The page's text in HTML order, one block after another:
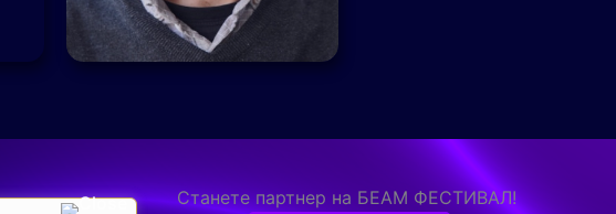
Станете партнер на БЕАМ ФЕСТИВАЛ!